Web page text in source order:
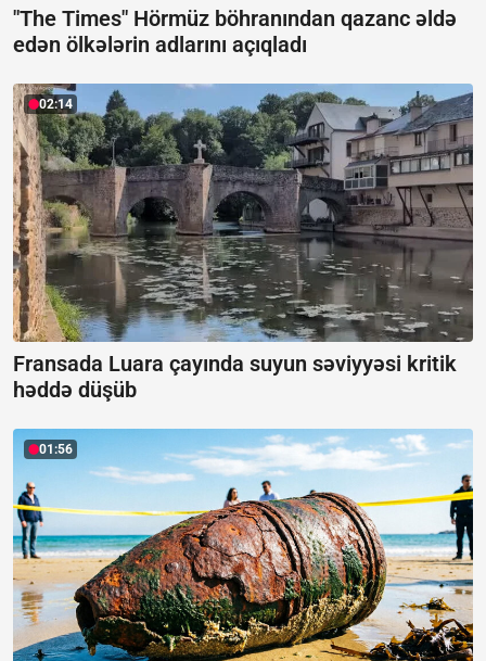
"The Times" Hörmüz böhranından qazanc əldə
edən ölkələrin adlarını açıqladı
02:14
Fransada Luara çayında suyun səviyyəsi kritik
həddə düşüb
01:56